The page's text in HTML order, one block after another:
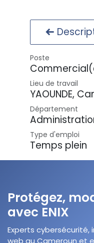
Poste
Lieu de travail
YAOUNDE,
Département
Type d'emploi
Temps plein
Protégez,
avec ENIX
Experts
web au Cameroun et